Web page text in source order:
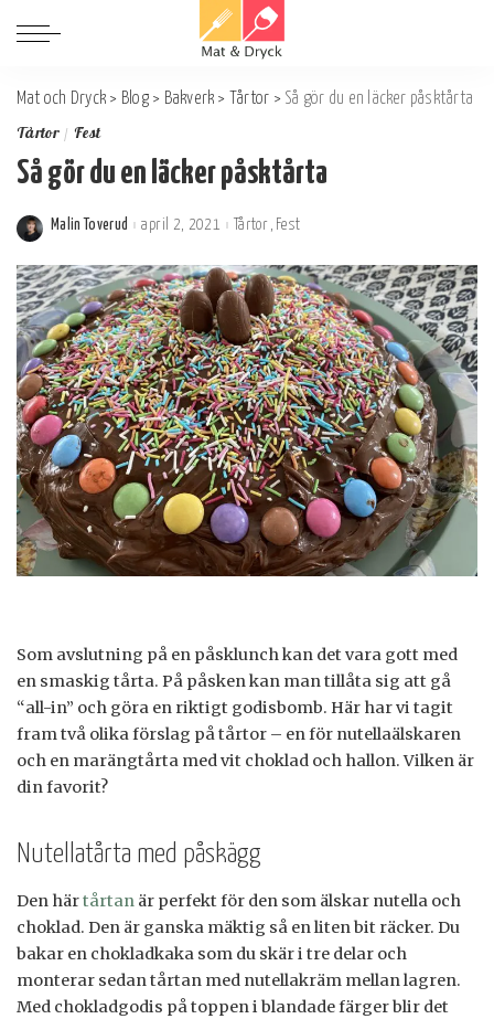
Mat och Dryck > Blog> Bakverk > Tårtor > Så gör du en läcker påsktårta
Tårtor Fest
Så gör du en läcker påsktårta
Postat
Malin Toverud april 2, 2021 Tårtor Fest
Som avslutning på en påsklunch kan det vara gott med
en smaskig tårta. På påsken kan man tillåta sig att gå
“all-in” och göra en riktigt godisbomb. Här har vi tagit
fram två olika förslag på tårtor – en för nutellaälskaren
och en marängtårta med vit choklad och hallon. Vilken är
din favorit?
Nutellatårta med påskägg
Den härtårtan är perfekt för den som älskar nutella och
choklad. Den är ganska mäktig så en liten bit räcker. Du
bakar en chokladkaka som du skär i tre delar och
monterar sedan tårtan med nutellakräm mellan lagren.
Med chokladgodis på toppen i blandade färger blir det